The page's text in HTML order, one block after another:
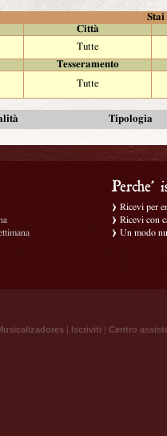
Stai
Città
Tutte
Tesseramento
Tutte
Tipologia
Ricevi per
Ricevi con
Un modo
| Iscriviti | Centro